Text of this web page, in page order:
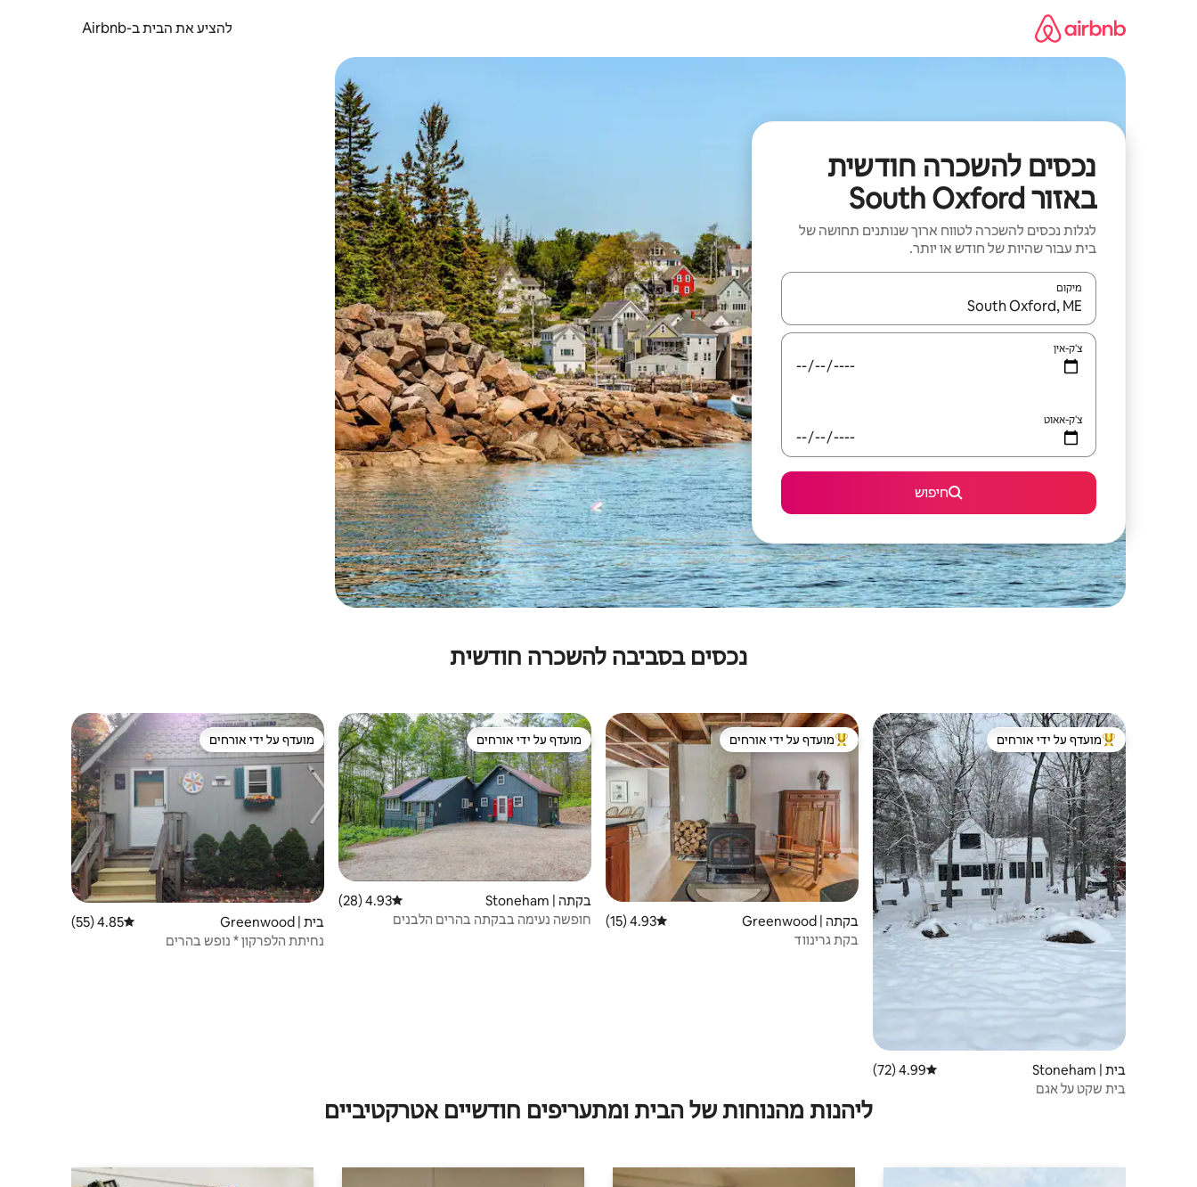
להציע את הבית ב-Airbnb
נכסים להשכרה חודשית
באזור South Oxford
לגלות נכסים להשכרה לטווח ארוך שנותנים תחושה של
בית עבור שהיות של חודש או יותר.
מיקום
כאשר התוצאות יהיו זמינות, יש לנווט עם מקשי החיצים למעלה ולמטה או לעיין בעזרת תנועות מגע או החלקה.
צ'ק-אין
צ'ק-אאוט
חיפוש
נכסים בסביבה להשכרה חודשית
מוביל בקרב נכסים מועדפים על ידי אורחים
מועדף על ידי אורחים
בית | Stoneham דירוג ממוצע של 4.99 מתוך 5, 72 ביקורות
4.99 (72)
בית שקט על אגם
מוביל בקרב נכסים מועדפים על ידי אורחים
מועדף על ידי אורחים
בקתה | Greenwood דירוג ממוצע של 4.93 מתוך 5, 15 ביקורות
4.93 (15)
בקת גרינווד
מועדף על ידי אורחים
מועדף על ידי אורחים
בקתה | Stoneham דירוג ממוצע של 4.93 מתוך 5, 28 ביקורות
4.93 (28)
חופשה נעימה בבקתה בהרים הלבנים
מועדף על ידי אורחים
מועדף על ידי אורחים
בית | Greenwood דירוג ממוצע של 4.85 מתוך 5, 55 ביקורות
4.85 (55)
נחיתת הלפרקון * נופש בהרים
ליהנות מהנוחות של הבית ומתעריפים חודשיים אטרקטיביים